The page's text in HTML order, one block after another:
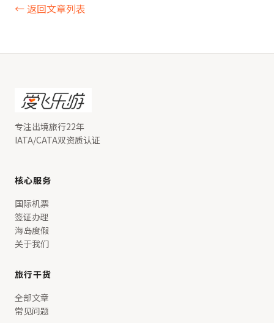
← 返回文章列表
专注出境旅行22年
IATA/CATA双资质认证
核心服务
国际机票
签证办理
海岛度假
关于我们
旅行干货
全部文章
常见问题